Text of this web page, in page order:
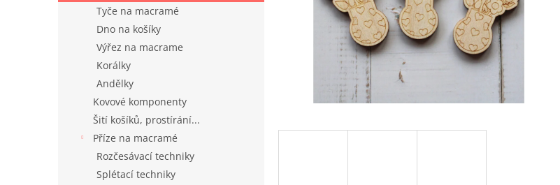
Tyče na macramé
Dno na košíky
Výřez na macrame
Korálky
Andělky
Kovové komponenty
Šití košíků, prostírání...
Příze na macramé
Rozčesávací techniky
Splétací techniky